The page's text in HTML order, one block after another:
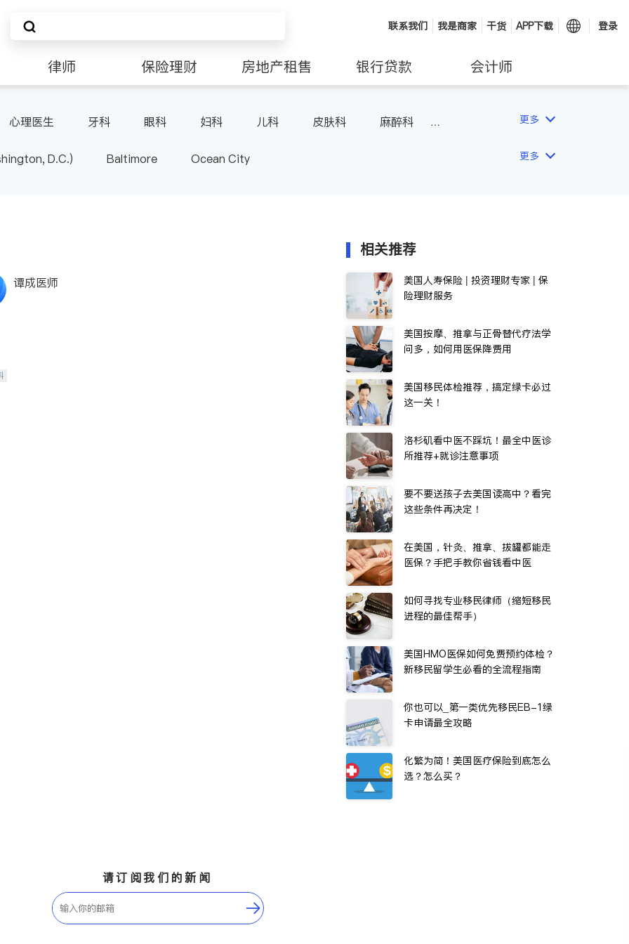
联系我们 我是商家 干货 APP下载 登录
律师 保险理财 房地产租售 银行贷款 会计师
心理医生 牙科 眼科 妇科 儿科 皮肤科 麻醉科 更多
D.C.) Baltimore Ocean City 更多
谭成医师
相关推荐
美国人寿保险 | 投资理财专家 | 保
险理财服务
美国按摩、推拿与正骨替代疗法学
问多，如何用医保降费用
美国移民体检推荐，搞定绿卡必过
这一关！
洛杉矶看中医不踩坑！最全中医诊
所推荐+就诊注意事项
要不要送孩子去美国读高中？看完
这些条件再决定！
在美国，针灸、推拿、拔罐都能走
医保？手把手教你省钱看中医
如何寻找专业移民律师（缩短移民
进程的最佳帮手）
美国HMO医保如何免费预约体检？
新移民留学生必看的全流程指南
你也可以_第一类优先移民EB-1绿
卡申请最全攻略
化繁为简！美国医疗保险到底怎么
选？怎么买？
请订阅我们的新闻